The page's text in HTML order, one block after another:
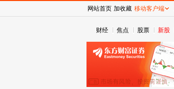
财经 焦点 股票 新股
网站首页 加收藏 移动客户端